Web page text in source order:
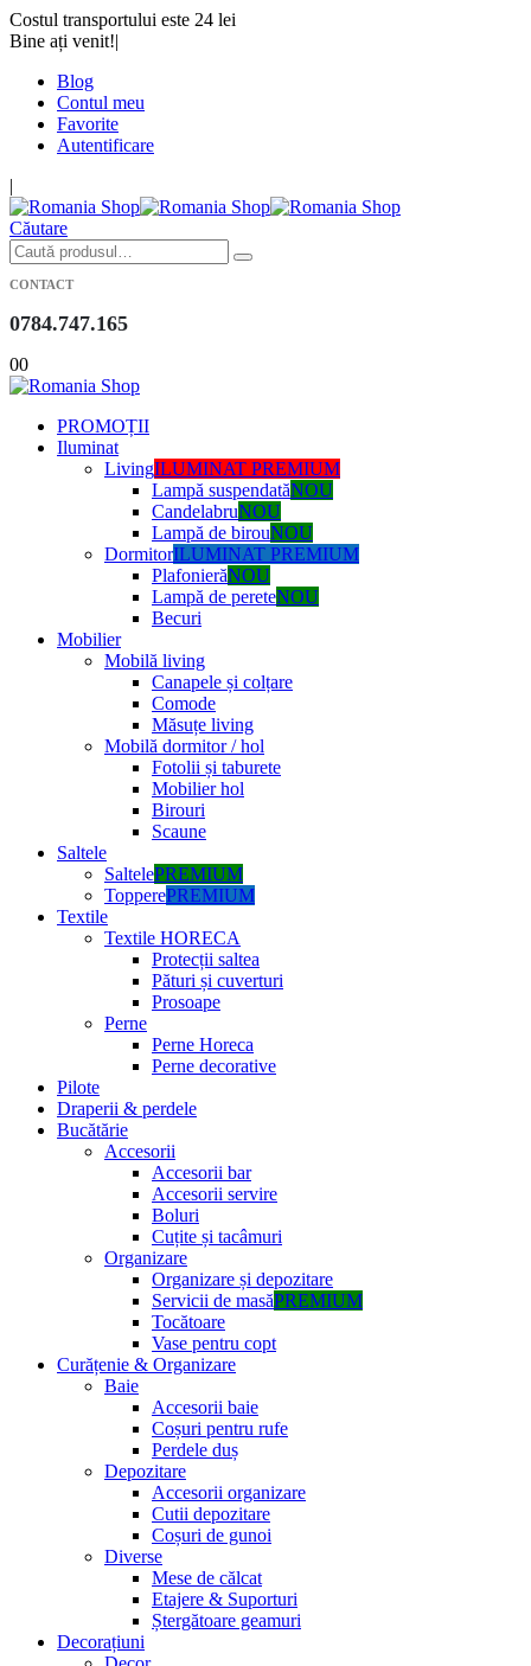
Costul transportului este 24 lei
Bine ați venit!|
Blog
Contul meu
Favorite
Autentificare
|
Căutare
CONTACT
0784.747.165
00
PROMOȚII
Iluminat
LivingILUMINAT PREMIUM
Lampă suspendatăNOU
CandelabruNOU
Lampă de birouNOU
DormitorILUMINAT PREMIUM
PlafonierăNOU
Lampă de pereteNOU
Becuri
Mobilier
Mobilă living
Canapele și colțare
Comode
Măsuțe living
Mobilă dormitor / hol
Fotolii și taburete
Mobilier hol
Birouri
Scaune
Saltele
SaltelePREMIUM
TopperePREMIUM
Textile
Textile HORECA
Protecții saltea
Pături și cuverturi
Prosoape
Perne
Perne Horeca
Perne decorative
Pilote
Draperii & perdele
Bucătărie
Accesorii
Accesorii bar
Accesorii servire
Boluri
Cuțite și tacâmuri
Organizare
Organizare și depozitare
Servicii de masăPREMIUM
Tocătoare
Vase pentru copt
Curățenie & Organizare
Baie
Accesorii baie
Coșuri pentru rufe
Perdele duș
Depozitare
Accesorii organizare
Cutii depozitare
Coșuri de gunoi
Diverse
Mese de călcat
Etajere & Suporturi
Ștergătoare geamuri
Decorațiuni